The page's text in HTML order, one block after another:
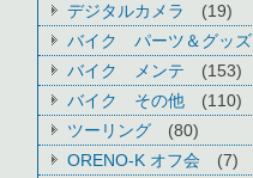
デジタルカメラ
(19)
バイク パーツ＆グッズ
バイク メンテ
(153)
バイク その他
(110)
ツーリング
(80)
ORENO-K オフ会
(7)